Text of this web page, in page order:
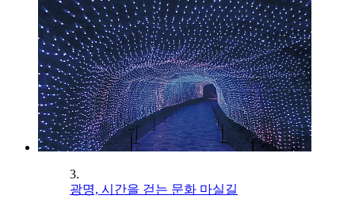
3.
광명, 시간을 걷는 문화 마실길